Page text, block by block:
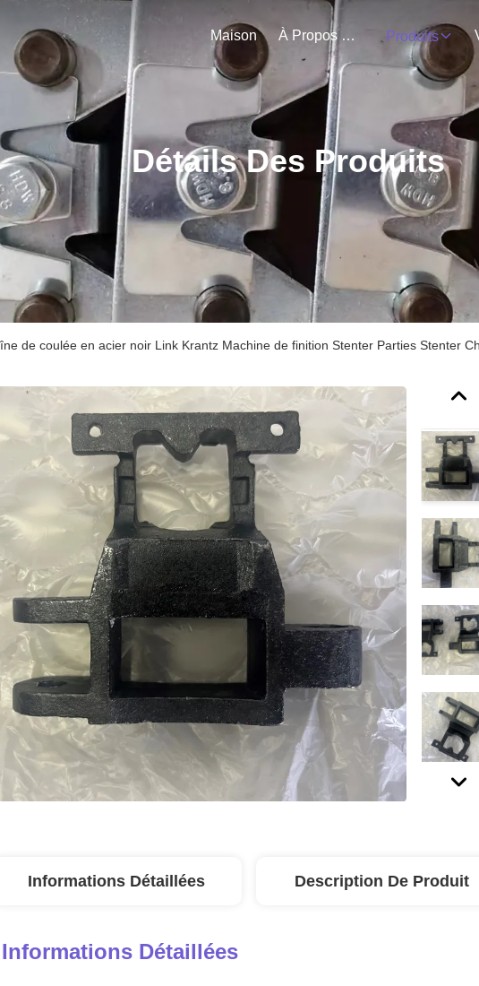
Maison À Propos De Nous Produits
Détails Des Produits
de coulée en acier noir Link Krantz Machine de finition Stenter Parties Stenter
Informations Détaillées Description De Produit
Informations Détaillées